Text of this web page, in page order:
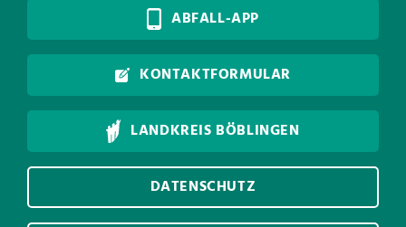
ABFALL-APP
KONTAKTFORMULAR
LANDKREIS BÖBLINGEN
DATENSCHUTZ